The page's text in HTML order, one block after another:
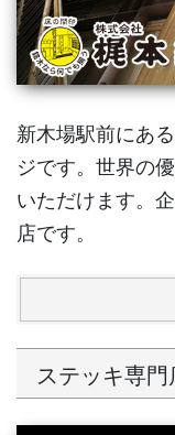
新木場駅前にある
ジです。世界の
いただけます。
店です。
ステッキ専門